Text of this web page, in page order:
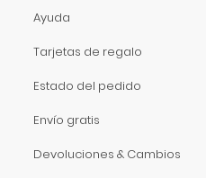
Ayuda
Tarjetas de regalo
Estado del pedido
Envío gratis
Devoluciones & Cambios